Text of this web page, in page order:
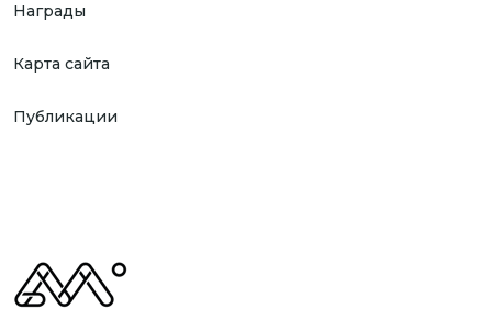
Награды
Карта сайта
Публикации